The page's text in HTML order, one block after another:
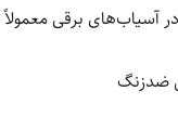
معمولاً بین 150 تا 400 وات است که برای آسیاب انواع دانه‌ها
ضدزنگ